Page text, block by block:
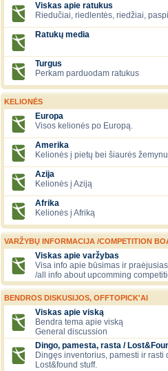
Viskas apie ratukus
Riedučiai, riedlentės, riedžiai,
Ratukų media
Turgus
Perkam parduodam ratukus
KELIONĖS
Europa
Visos kelionės po Europą.
Amerika
Kelionės į pietų bei šiaurės
Azija
Kelionės į Aziją
Afrika
Kelionės į Afriką
VARŽYBŲ INFORMACIJA /COMPETITION
Viskas apie varžybas
Visa info apie būsimas ir
/all info about upcomming
BENDROS DISKUSIJOS, OFFTOPICK'AI
Viskas apie viską
Bendra tema apie viską
General discussion
Dingo, pamesta, rasta /
Dingęs inventorius, pamesti ir rasti
Lost&found stuff.